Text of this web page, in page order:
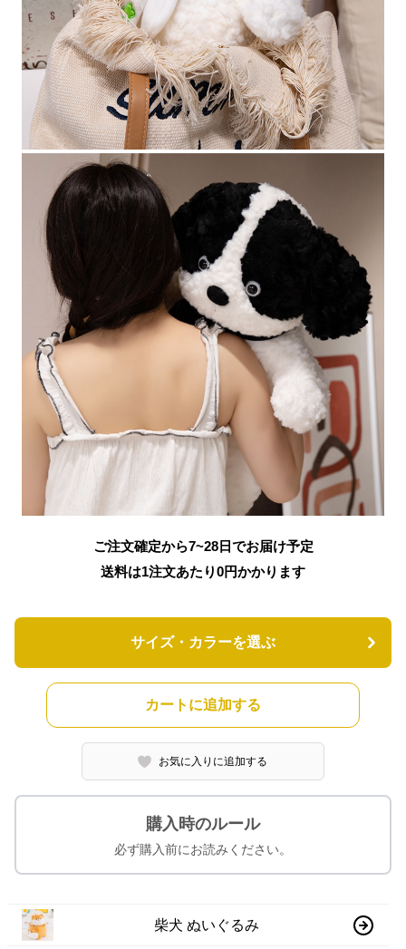
ご注文確定から7~28日でお届け予定
送料は1注文あたり0円かかります
サイズ・カラーを選ぶ
カートに追加する
お気に入りに追加する
購入時のルール
必ず購入前にお読みください。
柴犬 ぬいぐるみ